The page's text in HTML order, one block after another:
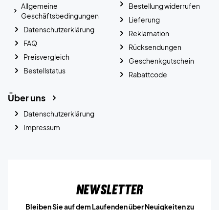
Allgemeine
Geschäftsbedingungen
Datenschutzerklärung
FAQ
Preisvergleich
Bestellstatus
Bestellung widerrufen
Lieferung
Reklamation
Rücksendungen
Geschenkgutschein
Rabattcode
Über uns
Datenschutzerklärung
Impressum
Newsletter
Bleiben Sie auf dem Laufenden über Neuigkeiten zu